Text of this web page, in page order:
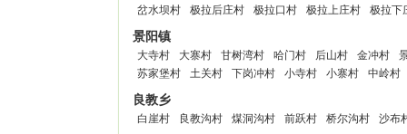
岔水坝村 极拉后庄村 极拉口村 极拉上庄村 极拉下
景阳镇
大寺村 大寨村 甘树湾村 哈门村 后山村 金冲村
苏家堡村
土关村 下岗冲村 小寺村 小寨村 中岭村
良教乡
白崖村 良教沟村 煤洞沟村 前跃村 桥尔沟村 沙布